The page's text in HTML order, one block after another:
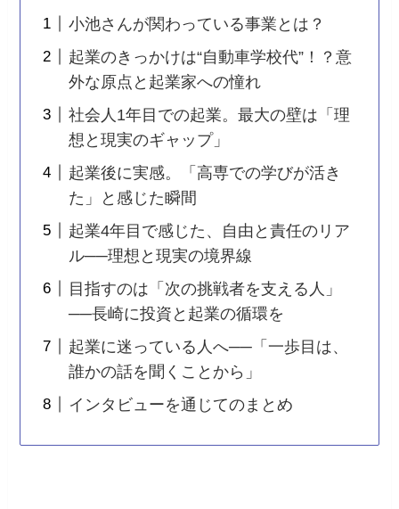
小池さんが関わっている事業とは？
起業のきっかけは“自動車学校代”！？意
外な原点と起業家への憧れ
社会人1年目での起業。最大の壁は「理
想と現実のギャップ」
起業後に実感。「高専での学びが活き
た」と感じた瞬間
起業4年目で感じた、自由と責任のリア
ル──理想と現実の境界線
目指すのは「次の挑戦者を支える人」
──長崎に投資と起業の循環を
起業に迷っている人へ──「一歩目は、
誰かの話を聞くことから」
インタビューを通じてのまとめ